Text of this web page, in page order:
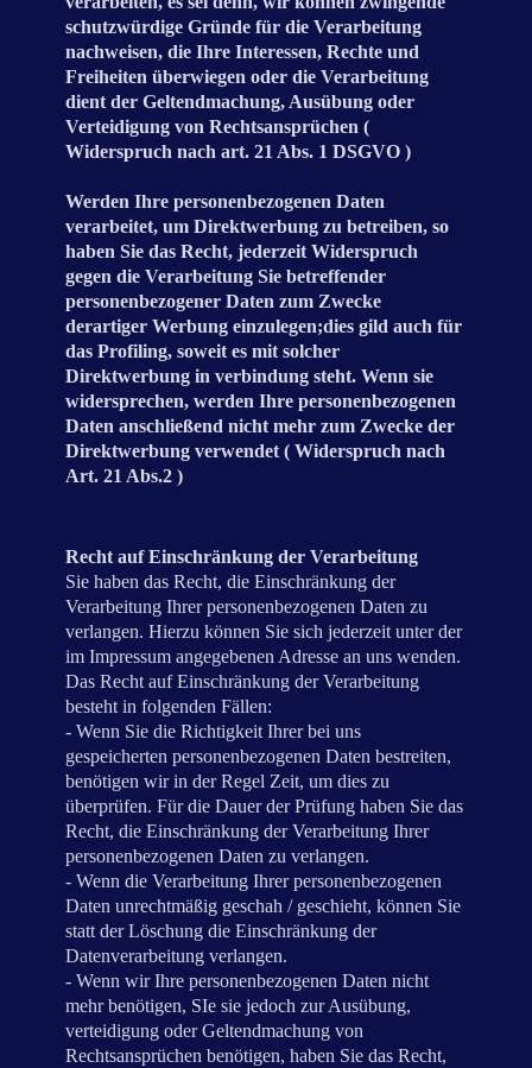
schutzwürdige Gründe für die Verarbeitung
nachweisen, die Ihre Interessen, Rechte und
Freiheiten überwiegen oder die Verarbeitung
dient der Geltendmachung, Ausübung oder
Verteidigung von Rechtsansprüchen (
Widerspruch nach art. 21 Abs. 1 DSGVO )
Werden Ihre personenbezogenen Daten
verarbeitet, um Direktwerbung zu betreiben, so
haben Sie das Recht, jederzeit Widerspruch
gegen die Verarbeitung Sie betreffender
personenbezogener Daten zum Zwecke
derartiger Werbung einzulegen;dies gild auch für
das Profiling, soweit es mit solcher
Direktwerbung in verbindung steht. Wenn sie
widersprechen, werden Ihre personenbezogenen
Daten anschließend nicht mehr zum Zwecke der
Direktwerbung verwendet ( Widerspruch nach
Art. 21 Abs.2 )
Recht auf Einschränkung der Verarbeitung
Sie haben das Recht, die Einschränkung der
Verarbeitung Ihrer personenbezogenen Daten zu
verlangen. Hierzu können Sie sich jederzeit unter der
im Impressum angegebenen Adresse an uns wenden.
Das Recht auf Einschränkung der Verarbeitung
besteht in folgenden Fällen:
- Wenn Sie die Richtigkeit Ihrer bei uns
gespeicherten personenbezogenen Daten bestreiten,
benötigen wir in der Regel Zeit, um dies zu
überprüfen. Für die Dauer der Prüfung haben Sie das
Recht, die Einschränkung der Verarbeitung Ihrer
personenbezogenen Daten zu verlangen.
- Wenn die Verarbeitung Ihrer personenbezogenen
Daten unrechtmäßig geschah / geschieht, können Sie
statt der Löschung die Einschränkung der
Datenverarbeitung verlangen.
- Wenn wir Ihre personenbezogenen Daten nicht
mehr benötigen, SIe sie jedoch zur Ausübung,
verteidigung oder Geltendmachung von
Rechtsansprüchen benötigen, haben Sie das Recht,